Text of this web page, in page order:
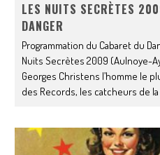
LES NUITS SECRÈTES
DANGER
Programmation du Cabaret du
Nuits Secrètes 2009 (Aulnoye-
Georges Christens l’homme le
des Records, les catcheurs de la